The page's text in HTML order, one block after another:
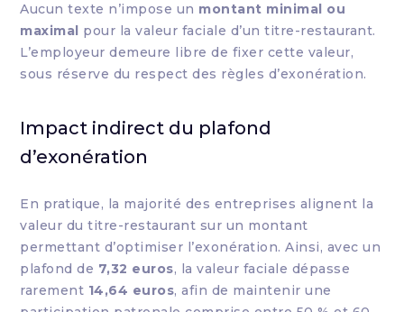
Aucun texte n’impose un montant minimal ou
maximal pour la valeur faciale d’un titre-restaurant.
L’employeur demeure libre de fixer cette valeur,
sous réserve du respect des règles d’exonération.
Impact indirect du plafond
d’exonération
En pratique, la majorité des entreprises alignent la
valeur du titre-restaurant sur un montant
permettant d’optimiser l’exonération. Ainsi, avec un
plafond de 7,32 euros, la valeur faciale dépasse
rarement 14,64 euros, afin de maintenir une